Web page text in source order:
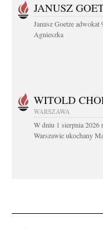
JANUSZ
Janusz Goetze adwokat
Agnieszka
WITOLD
WARSZAWA
W dniu 1 sierpnia 2026
Warszawie ukochany